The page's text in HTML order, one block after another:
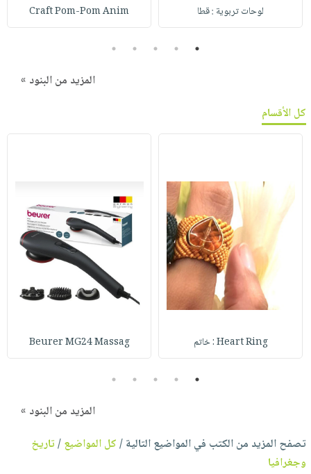
لوحات تربوية : قطا Craft Pom-Pom Anim
1
2
3
4
5
المزيد من البنود »
كل الأقسام
Heart Ring : خاتم Beurer MG24 Massag
1
2
3
4
5
المزيد من البنود »
تصفح المزيد من الكتب في المواضيع التالية /كل المواضيع/تاريخ
وجغرافيا